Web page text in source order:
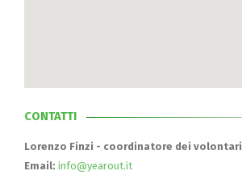
CONTATTI
Lorenzo Finzi - coordinatore dei volontari
Email: info@yearout.it